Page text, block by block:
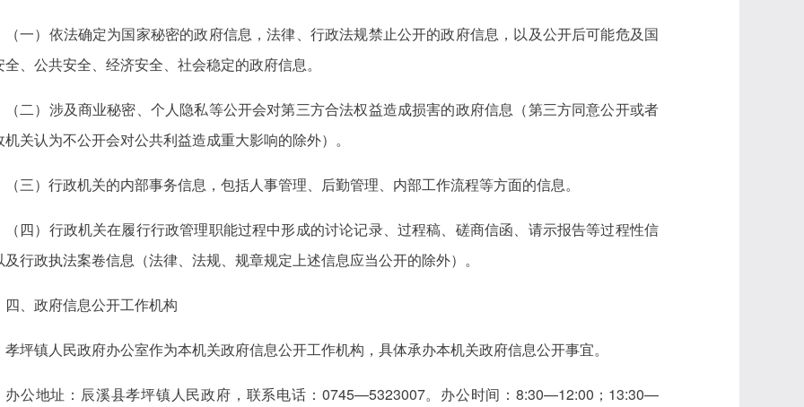
（一）依法确定为国家秘密的政府信息，法律、行政法规禁止公开的政府信息，以及公开后可能危及国
全、公共安全、经济安全、社会稳定的政府信息。
（二）涉及商业秘密、个人隐私等公开会对第三方合法权益造成损害的政府信息（第三方同意公开或者
机关认为不公开会对公共利益造成重大影响的除外）。
（三）行政机关的内部事务信息，包括人事管理、后勤管理、内部工作流程等方面的信息。
（四）行政机关在履行行政管理职能过程中形成的讨论记录、过程稿、磋商信函、请示报告等过程性信
及行政执法案卷信息（法律、法规、规章规定上述信息应当公开的除外）。
四、政府信息公开工作机构
孝坪镇人民政府办公室作为本机关政府信息公开工作机构，具体承办本机关政府信息公开事宜。
办公地址：辰溪县孝坪镇人民政府，联系电话：0745—5323007。办公时间：8:30—12:00；13:30—